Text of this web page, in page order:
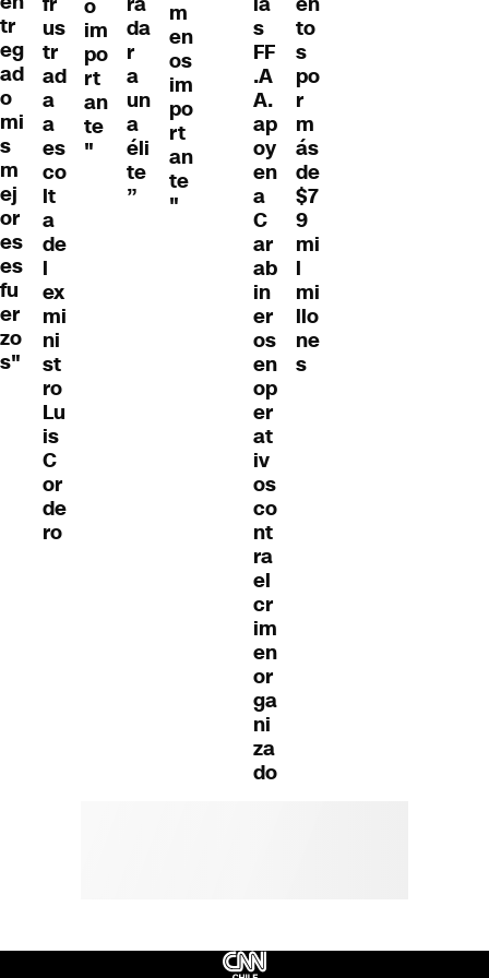
tr
eg
ad
o
mi
s
m
ej
or
es
es
fu
er
zo
s"
us
tr
ad
a
a
es
co
lt
a
de
l
ex
mi
ni
st
ro
Lu
is
C
or
de
ro
o
im
po
rt
an
te
"
da
r
a
un
a
éli
te
”
m
en
os
im
po
rt
an
te
"
s
FF
.A
A.
ap
oy
en
a
C
ar
ab
in
er
os
en
op
er
at
iv
os
co
nt
ra
el
cr
im
en
or
ga
ni
za
do
to
s
po
r
m
ás
de
$7
9
mi
l
mi
llo
ne
s